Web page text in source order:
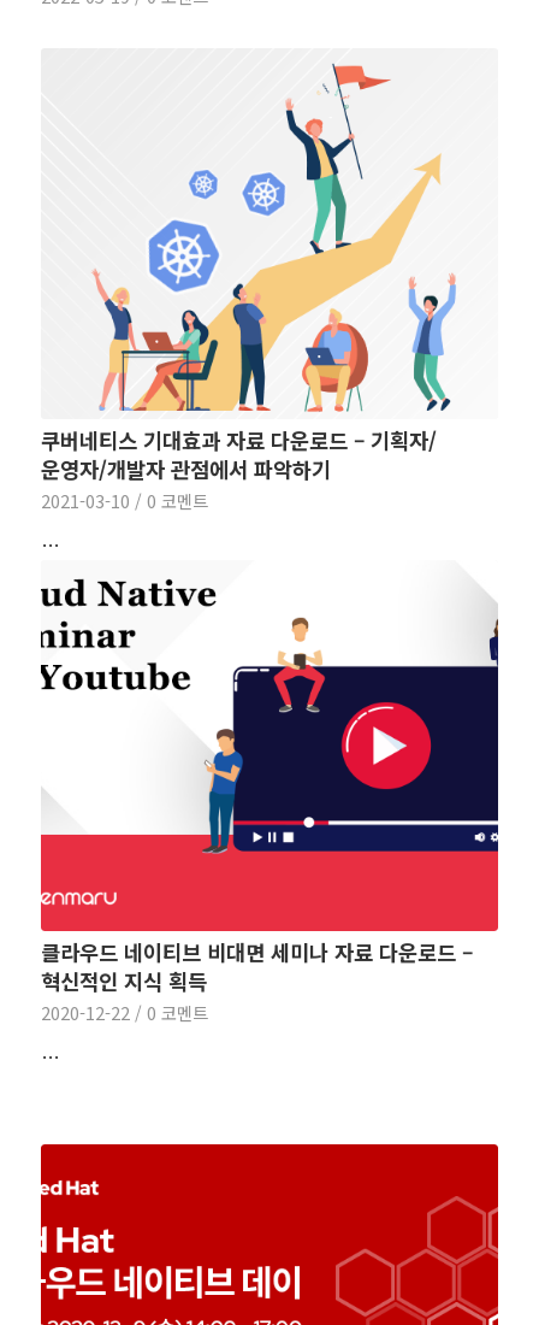
쿠버네티스 기대효과 자료 다운로드 – 기획자/
운영자/개발자 관점에서 파악하기
2021-03-10 / 0 코멘트
…
클라우드 네이티브 비대면 세미나 자료 다운로드 –
혁신적인 지식 획득
2020-12-22 / 0 코멘트
…